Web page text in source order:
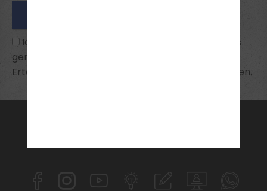
Ich habe die
zur Kenntnis
genommen und bin mit ihnen einverstanden.
Erteilte Einwilligungen kann ich jederzeit widerrufen.